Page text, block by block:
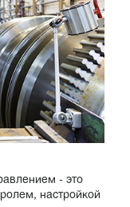
- это
настройкой